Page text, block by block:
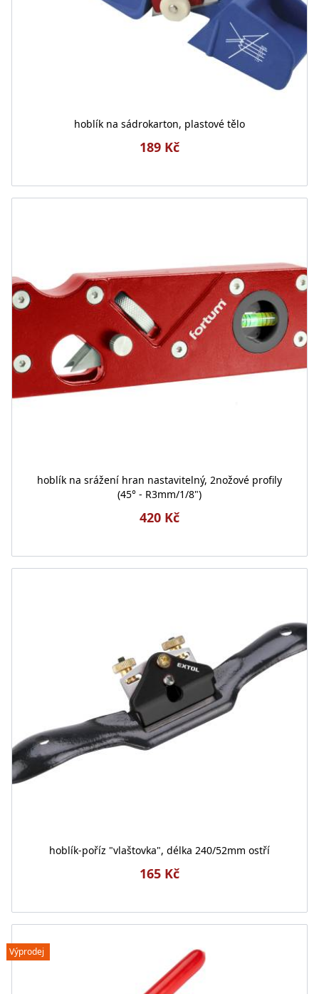
hoblík na sádrokarton, plastové tělo
189 Kč
hoblík na srážení hran nastavitelný, 2nožové profily
(45° - R3mm/1/8")
420 Kč
hoblík-poříz "vlaštovka", délka 240/52mm ostří
165 Kč
Výprodej